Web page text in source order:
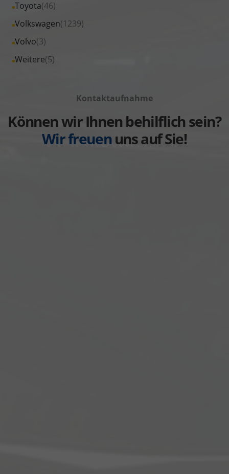
anzeigen
Skoda
anzeigen
Suzuki
anzeigen
Toyota(46)
Alle
Fahrzeuge
Toyota
anzeigen
Volkswagen(1239)
Alle
Fahrzeuge
Volkswagen
Volvo(3)
Alle
Fahrzeuge
Weitere(5)
Alle
anzeigen
Kontaktaufnahme
Können wir Ihnen behilflich sein?
Wir freuenuns auf Sie!